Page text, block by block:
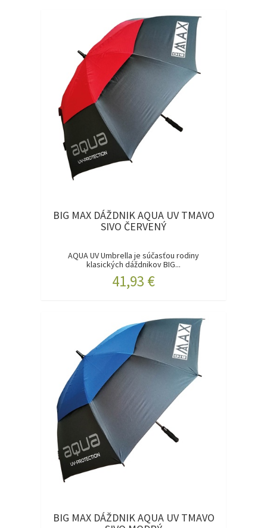
BIG MAX DÁŽDNIK AQUA UV TMAVO
SIVO ČERVENÝ
AQUA UV Umbrella je súčasťou rodiny
klasických dáždnikov BIG...
41,93 €
BIG MAX DÁŽDNIK AQUA UV TMAVO